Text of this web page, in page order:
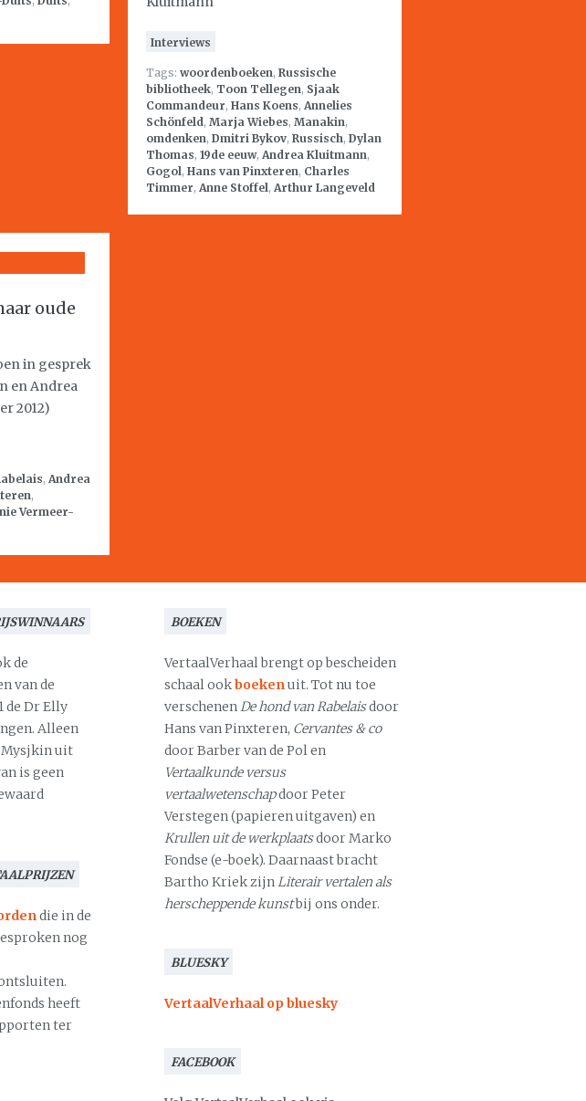
Interviews
Tags: woordenboeken, Russische
bibliotheek, Toon Tellegen, Sjaak
Commandeur, Hans Koens, Annelies
Schönfeld, Marja Wiebes, Manakin,
omdenken, Dmitri Bykov, Russisch, Dylan
Thomas, 19de eeuw, Andrea Kluitmann,
Gogol, Hans van Pinxteren, Charles
Timmer, Anne Stoffel, Arthur Langeveld
oude
in gesprek
en Andrea
2012)
, Andrea
,
Vermeer-
de
van de
de Dr Elly
Alleen
Mysjkin uit
is geen
die in de
nog
heeft
ter
BOEKEN
VertaalVerhaal brengt op bescheiden
schaal ookboekenuit. Tot nu toe
verschenenDe hond van Rabelaisdoor
Hans van Pinxteren, Cervantes & co
door Barber van de Pol en
Vertaalkunde versus
vertaalwetenschapdoor Peter
Verstegen (papieren uitgaven) en
Krullen uit de werkplaatsdoor Marko
Fondse (e-boek). Daarnaast bracht
Bartho Kriek zijnLiterair vertalen als
herscheppende kunstbij ons onder.
BLUESKY
VertaalVerhaal op bluesky
FACEBOOK